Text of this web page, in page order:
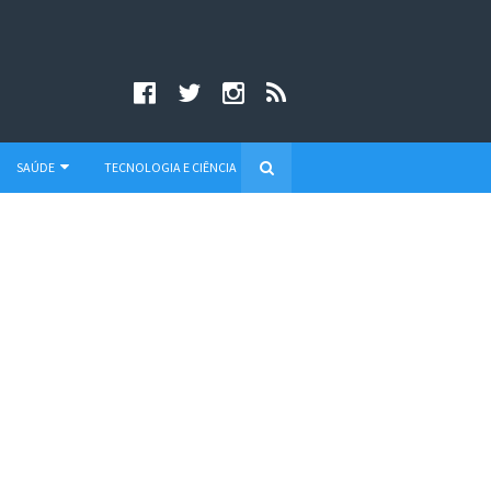
SAÚDE TECNOLOGIA E CIÊNCIA